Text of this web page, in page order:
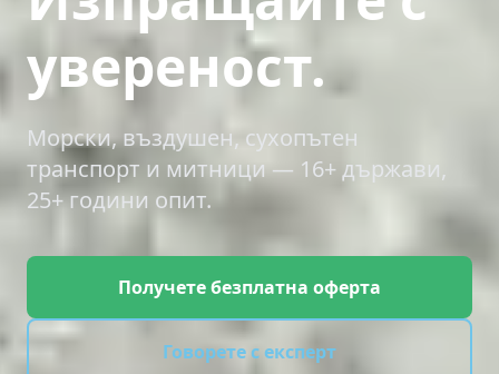
увереност.
Морски, въздушен, сухопътен
транспорт и митници — 16+ държави,
25+ години опит.
Получете безплатна оферта
Говорете с експерт